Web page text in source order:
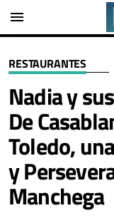
menu
RESTAURANTES
Nadia y
De
Toledo,
y
Manchega